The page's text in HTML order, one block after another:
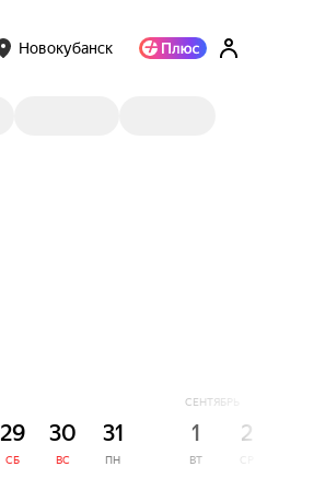
Новокубанск
29
СБ
30
ВС
31
ПН
СЕНТЯБРЬ
1
ВТ
2